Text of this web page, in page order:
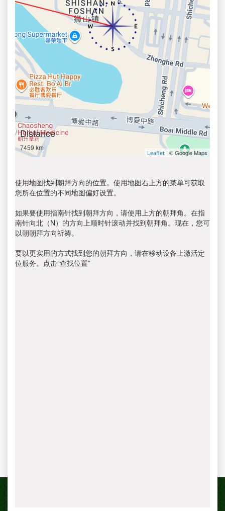
Distance
7459 km
Leaflet | © Google Maps
使用地图找到朝拜方向的位置。使用地图右上方的菜单可获取
您所在位置的不同地图偏好设置。
如果要使用指南针找到朝拜方向，请使用上方的朝拜角。在指
南针向北（N）的方向上顺时针滚动并找到朝拜角。现在，您可
以朝朝拜方向祈祷。
要以更实用的方式找到您的朝拜方向，请在移动设备上激活定
位服务。点击“查找位置”